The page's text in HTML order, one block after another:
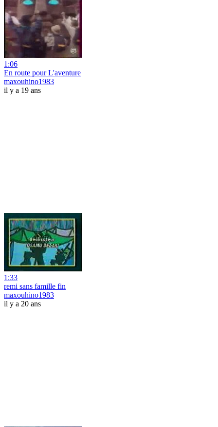
1:06
En route pour L'aventure
maxouhino1983
il y a 19 ans
1:33
remi sans famille fin
maxouhino1983
il y a 20 ans